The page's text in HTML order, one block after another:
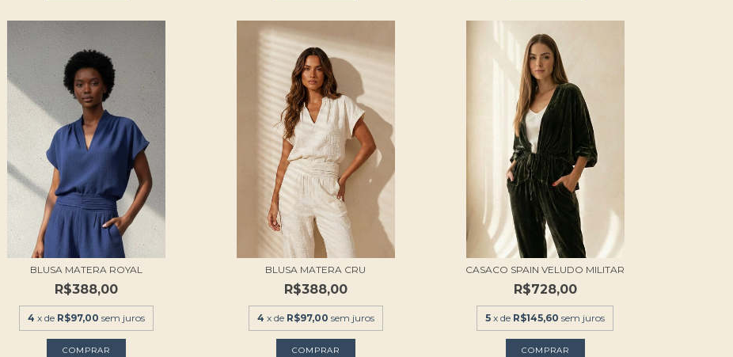
BLUSA MATERA ROYAL
R$388,00
4 x de R$97,00 sem juros
COMPRAR
BLUSA MATERA CRU
R$388,00
4 x de R$97,00 sem juros
COMPRAR
CASACO SPAIN VELUDO MILITAR
R$728,00
5 x de R$145,60 sem juros
COMPRAR